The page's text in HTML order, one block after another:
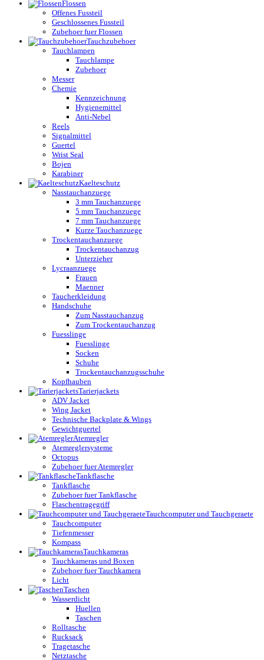
Flossen
Offenes Fussteil
Geschlossenes Fussteil
Zubehoer fuer Flossen
Tauchzubehoer
Tauchlampen
Tauchlampe
Zubehoer
Messer
Chemie
Kennzeichnung
Hygienemittel
Anti-Nebel
Reels
Signalmittel
Guertel
Wrist Seal
Bojen
Karabiner
Kaelteschutz
Nasstauchanzuege
3 mm Tauchanzuege
5 mm Tauchanzuege
7 mm Tauchanzuege
Kurze Tauchanzuege
Trockentauchanzuege
Trockentauchanzug
Unterzieher
Lycraanzuege
Frauen
Maenner
Taucherkleidung
Handschuhe
Zum Nasstauchanzug
Zum Trockentauchanzug
Fuesslinge
Fuesslinge
Socken
Schuhe
Trockentauchanzugsschuhe
Kopfhauben
Tarierjackets
ADV Jacket
Wing Jacket
Technische Backplate & Wings
Gewichtguertel
Atemregler
Atemreglersysteme
Octopus
Zubehoer fuer Atemregler
Tankflasche
Tankflasche
Zubehoer fuer Tankflasche
Flaschentragegriff
Tauchcomputer und Tauchgeraete
Tauchcomputer
Tiefenmesser
Kompass
Tauchkameras
Tauchkameras und Boxen
Zubehoer fuer Tauchkamera
Licht
Taschen
Wasserdicht
Huellen
Taschen
Rolltasche
Rucksack
Tragetasche
Netztasche